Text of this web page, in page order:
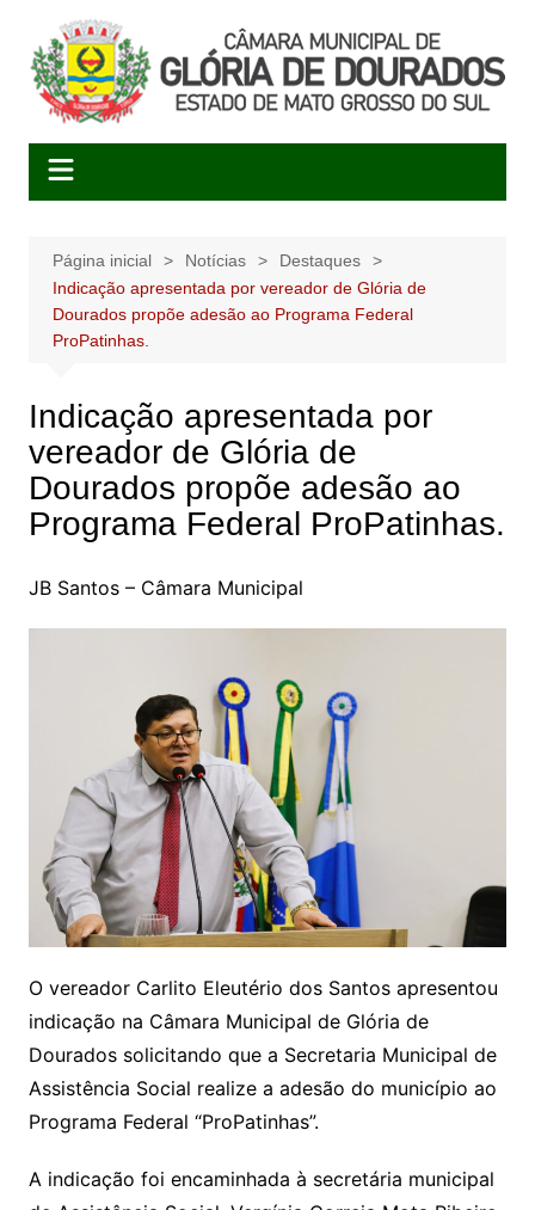
conteúdo
Página inicial Notícias
Destaques
Indicação apresentada por vereador de Glória de
Dourados propõe adesão ao Programa Federal
ProPatinhas.
Indicação apresentada por
vereador de Glória de
Dourados propõe adesão ao
Programa Federal ProPatinhas.
JB Santos – Câmara Municipal
O vereador Carlito Eleutério dos Santos apresentou
indicação na Câmara Municipal de Glória de
Dourados solicitando que a Secretaria Municipal de
Assistência Social realize a adesão do município ao
Programa Federal “ProPatinhas”.
A indicação foi encaminhada à secretária municipal